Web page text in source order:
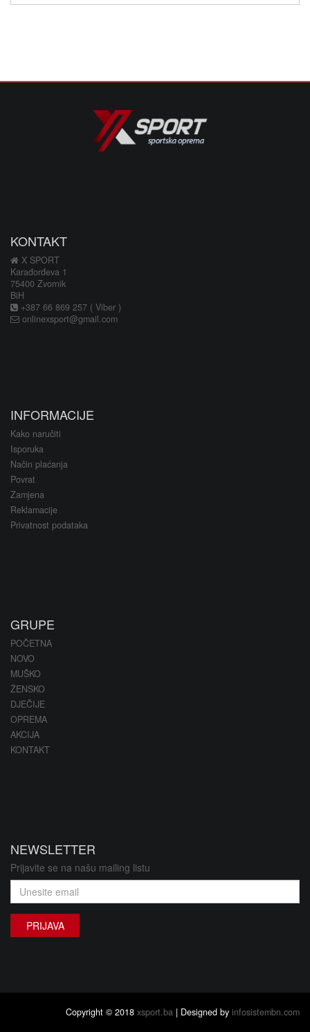
KONTAKT
X SPORT
Karađorđeva 1
75400 Zvornik
BiH
+387 66 869 257 ( Viber )
onlinexsport@gmail.com
INFORMACIJE
Kako naručiti
Isporuka
Način plaćanja
Povrat
Zamjena
Reklamacije
Privatnost podataka
GRUPE
POČETNA
NOVO
MUŠKO
ŽENSKO
DJEČIJE
OPREMA
AKCIJA
KONTAKT
NEWSLETTER
Prijavite se na našu mailing listu
PRIJAVA
Copyright © 2018 xsport.ba | Designed by infosistembn.com